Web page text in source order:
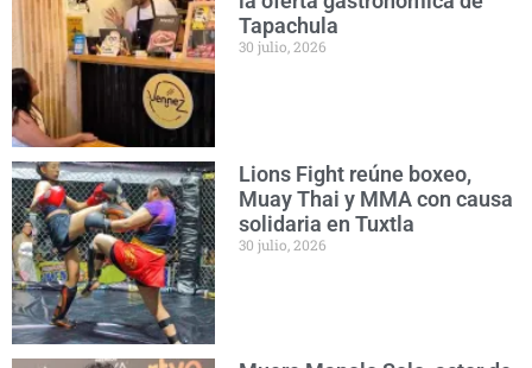
Tapachula
30 julio, 2026
Lions Fight reúne boxeo,
Muay Thai y MMA con causa
solidaria en Tuxtla
30 julio, 2026